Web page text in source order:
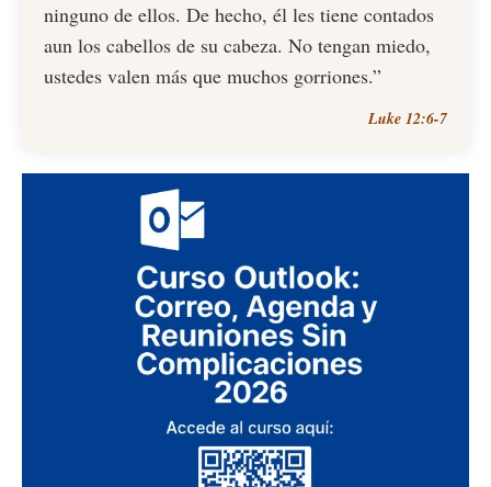
ninguno de ellos. De hecho, él les tiene contados
aun los cabellos de su cabeza. No tengan miedo,
ustedes valen más que muchos gorriones.”
Luke 12:6-7